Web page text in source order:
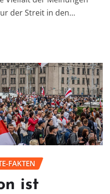
der Streit in den…
FAKTEN
ist